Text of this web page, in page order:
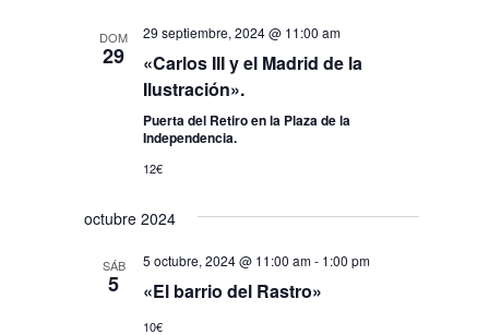
DOM
29
29 septiembre, 2024 @ 11:00 am
«Carlos III y el Madrid de la
Ilustración».
Puerta del Retiro en la Plaza de la
Independencia.
12€
octubre 2024
SÁB
5
5 octubre, 2024 @ 11:00 am- 1:00 pm
«El barrio del Rastro»
10€